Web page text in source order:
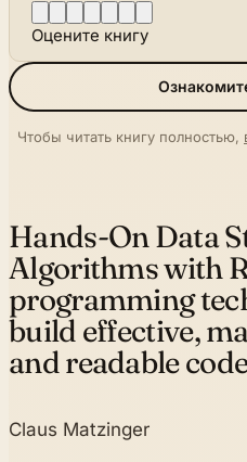
Оцените книгу
Чтобы читать книгу полностью,
Hands-On Data
Algorithms with
programming
build effective,
and readable
Claus Matzinger